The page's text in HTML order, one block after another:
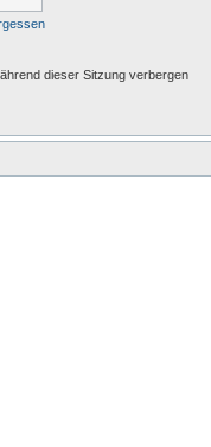
dieser Sitzung verbergen